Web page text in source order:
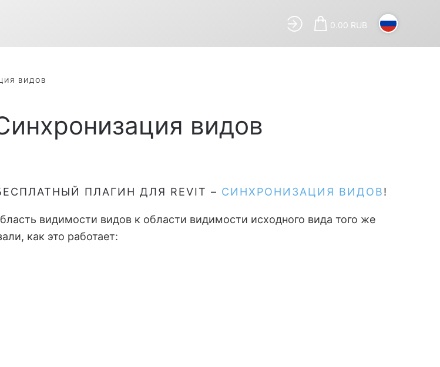
0.00 RUB
ВИДОВ
видов
ПЛАГИН ДЛЯ REVIT – СИНХРОНИЗАЦИЯ ВИДОВ!
видимости видов к области видимости исходного вида того же
как это работает: